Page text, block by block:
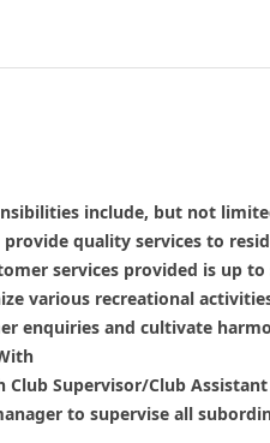
include, but not
provide quality services to
services provided is up
various recreational
enquiries and cultivate
Supervisor/Club
to supervise all